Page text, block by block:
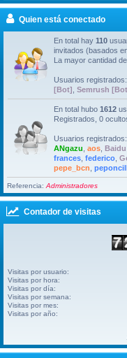
Quien está conectado
En total hay 110
invitados (basados
La mayor cantidad
Usuarios registrados:
[Bot] Semrush
En total hubo 1612
Registrados, 0
Usuarios registrados:
ANgazu aos
frances federico
pepe_bcn
Referencia: Administradores
Contador de visitas
Visitas por usuario:
Visitas por hora:
Visitas por día:
Visitas por semana:
Visitas por mes:
Visitas por año: